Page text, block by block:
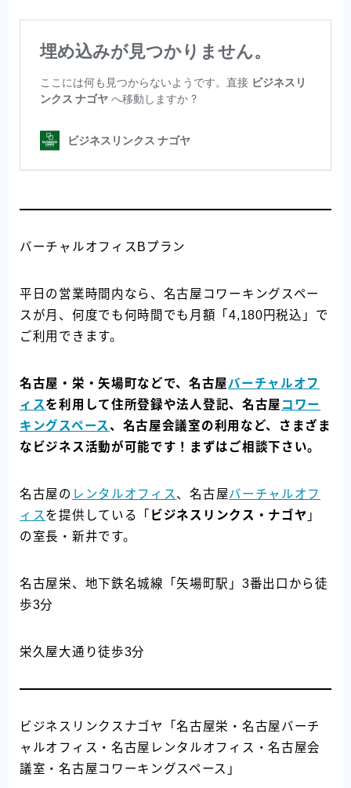
バーチャルオフィスBプラン
平日の営業時間内なら、名古屋コワーキングスペー
スが月、何度でも何時間でも月額「4,180円税込」で
ご利用できます。
名古屋・栄・矢場町などで、名古屋バーチャルオフ
ィスを利用して住所登録や法人登記、名古屋 コワー
キングスペース、名古屋会議室の利用など、さまざま
なビジネス活動が可能です！まずはご相談下さい。
名古屋の レンタルオフィス 、名古屋バーチャルオフ
ィス を提供している「 ビジネスリンクス・ナゴヤ 」
の室長・新井です。
名古屋栄、地下鉄名城線「矢場町駅」3番出口から徒
歩3分
栄久屋大通り徒歩3分
ビジネスリンクスナゴヤ「名古屋栄・名古屋バーチ
ャルオフィス・名古屋レンタルオフィス・名古屋会
議室・名古屋コワーキングスペース」